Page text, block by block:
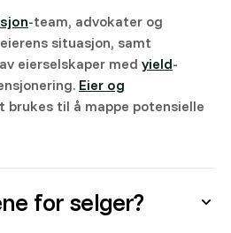
-team, advokater og
situasjon, samt
eierselskaper med yield-
Eier og
brukes til å mappe potensielle
for selger?